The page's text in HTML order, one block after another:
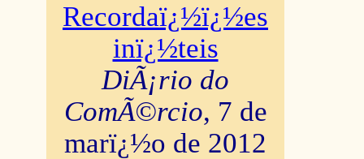
Recordaï¿½ï¿½es
inï¿½teis
DiÃ¡rio do
ComÃ©rcio, 7 de
marï¿½o de 2012